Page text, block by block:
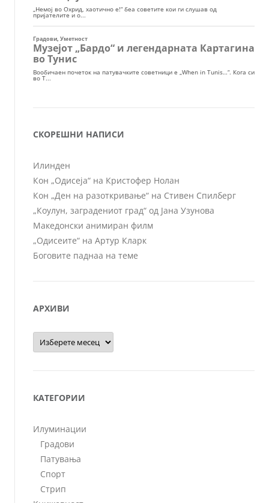
СКОРЕШНИ НАПИСИ
Илинден
Кон „Одисеја“ на Кристофер Нолан
Кон „Ден на разоткривање“ на Стивен Спилберг
„Коулун, заградениот град“ од Јана Узунова
Македонски анимиран филм
„Одисеите“ на Артур Кларк
Боговите паднаа на теме
АРХИВИ
Архиви
КАТЕГОРИИ
Илуминации
Градови
Патувања
Спорт
Стрип